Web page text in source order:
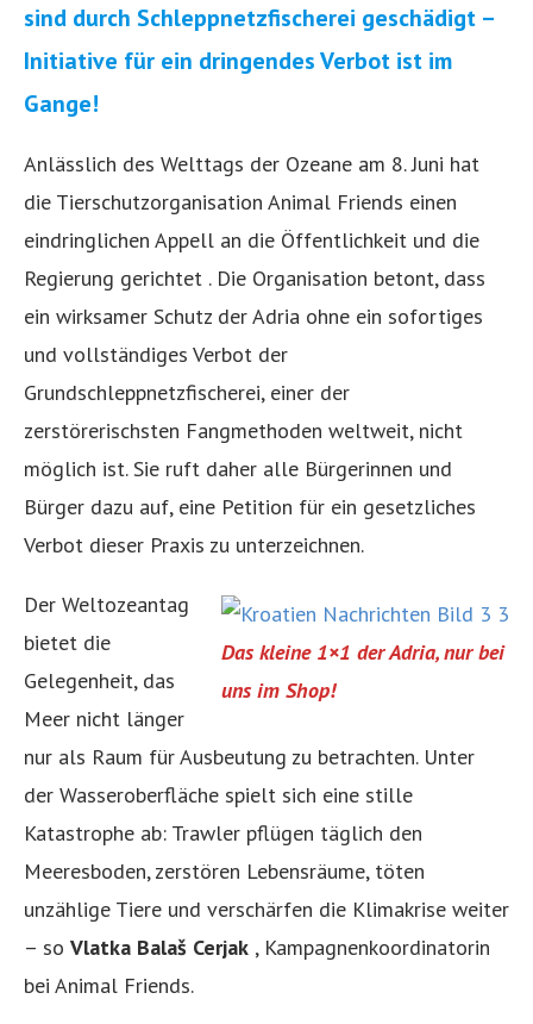
sind durch Schleppnetzfischerei geschädigt –
Initiative für ein dringendes Verbot ist im
Gange!
Anlässlich des Welttags der Ozeane am 8. Juni hat
die Tierschutzorganisation Animal Friends einen
eindringlichen Appell an die Öffentlichkeit und die
Regierung gerichtet . Die Organisation betont, dass
ein wirksamer Schutz der Adria ohne ein sofortiges
und vollständiges Verbot der
Grundschleppnetzfischerei, einer der
zerstörerischsten Fangmethoden weltweit, nicht
möglich ist. Sie ruft daher alle Bürgerinnen und
Bürger dazu auf, eine Petition für ein gesetzliches
Verbot dieser Praxis zu unterzeichnen.
Das kleine 1×1 der Adria, nur bei
uns im Shop!
Der Weltozeantag
bietet die
Gelegenheit, das
Meer nicht länger
nur als Raum für Ausbeutung zu betrachten. Unter
der Wasseroberfläche spielt sich eine stille
Katastrophe ab: Trawler pflügen täglich den
Meeresboden, zerstören Lebensräume, töten
unzählige Tiere und verschärfen die Klimakrise weiter
– so Vlatka Balaš Cerjak , Kampagnenkoordinatorin
bei Animal Friends.